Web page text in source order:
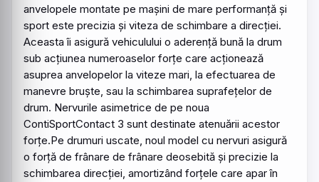
anvelopele montate pe maşini de mare performanţă şi
sport este precizia şi viteza de schimbare a direcţiei.
Aceasta îi asigură vehiculului o aderenţă bună la drum
sub acţiunea numeroaselor forţe care acţionează
asuprea anvelopelor la viteze mari, la efectuarea de
manevre bruşte, sau la schimbarea suprafeţelor de
drum. Nervurile asimetrice de pe noua
ContiSportContact 3 sunt destinate atenuării acestor
forţe.Pe drumuri uscate, noul model cu nervuri asigură
o forţă de frânare de frânare deosebită şi precizie la
schimbarea direcţiei, amortizând forţele care apar în